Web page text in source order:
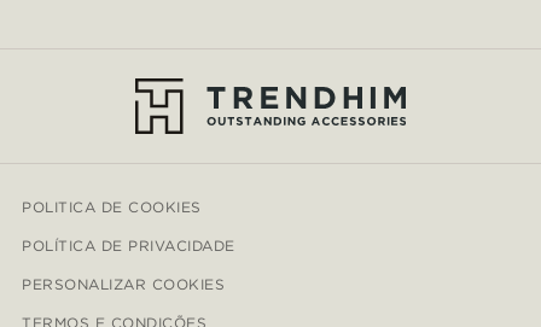
POLITICA DE COOKIES
POLÍTICA DE PRIVACIDADE
PERSONALIZAR COOKIES
TERMOS E CONDIÇÕES